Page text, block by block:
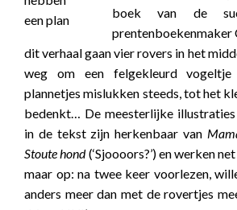
boek van de
prentenboekenmaker
dit verhaal gaan vier rovers in het
weg om een felgekleurd
plannetjes mislukken steeds, tot het
bedenkt… De meesterlijke illustraties
in de tekst zijn herkenbaar van
Stoute hond(‘Sjoooors?’) en werken
maar op: na twee keer voorlezen,
anders meer dan met de rovertjes